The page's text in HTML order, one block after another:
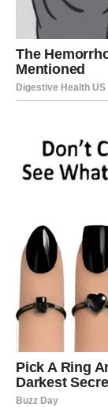
možda upravo
JARAC –
VELIKA
poznaju
težinu i
Zvezde vam
danas može
LJUBAVI
Vodolije danas
vode borbu, a